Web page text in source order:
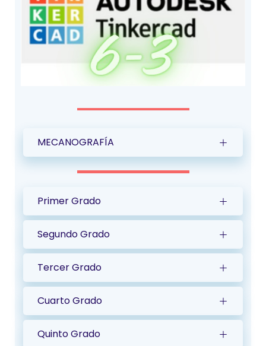
MECANOGRAFÍA
Primer Grado
Segundo Grado
Tercer Grado
Cuarto Grado
Quinto Grado